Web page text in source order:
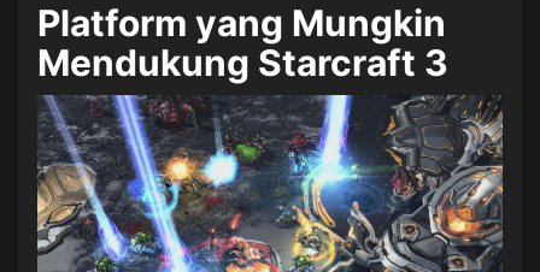
Platform yang Mungkin
Mendukung Starcraft 3